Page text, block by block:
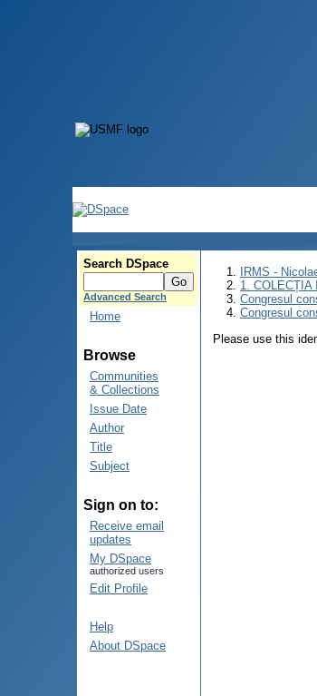
Search DSpace
Advanced Search
Home
Browse
Communities
& Collections
Issue Date
Author
Title
Subject
Sign on to:
Receive email
updates
My DSpace
authorized users
Edit Profile
Help
About DSpace
IRMS -
1. COLECȚIA
Congresul
Congresul
Please use this